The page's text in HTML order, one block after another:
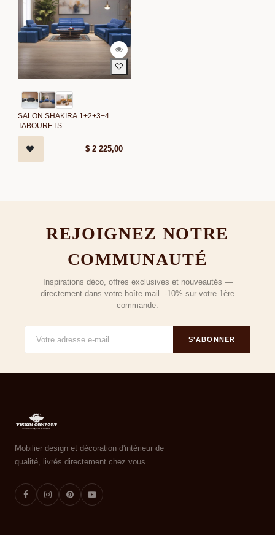
SALON SHAKIRA 1+2+3+4
TABOURETS
$ 2 225,00
REJOIGNEZ NOTRE
COMMUNAUTÉ
Inspirations déco, offres exclusives et nouveautés —
directement dans votre boîte mail. -10% sur votre 1ère
commande.
S'ABONNER
Mobilier design et décoration d'intérieur de
qualité, livrés directement chez vous.